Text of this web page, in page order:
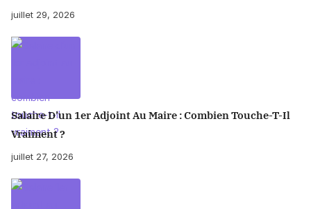
juillet 29, 2026
Salaire D’un 1er Adjoint Au Maire : Combien Touche-T-Il
Vraiment ?
juillet 27, 2026